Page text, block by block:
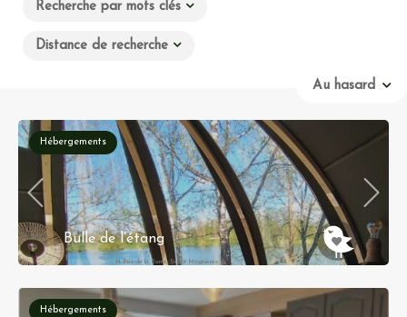
Recherche par mots clés
Distance de recherche
Au hasard
Hébergements
Bulle de l’étang
14 Rue de la Barre, 54129 Magnières
Hébergements